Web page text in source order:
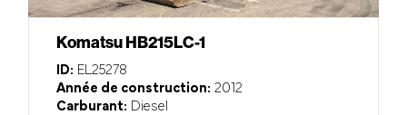
Komatsu HB215LC-1
ID: EL25278
Année de construction: 2012
Carburant: Diesel